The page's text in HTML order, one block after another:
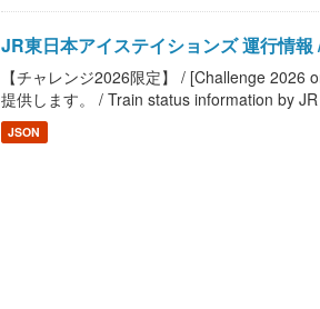
JR東日本アイステイションズ 運行情
【チャレンジ2026限定】 / [Challenge 2026
提供します。 / Train status information by
JSON